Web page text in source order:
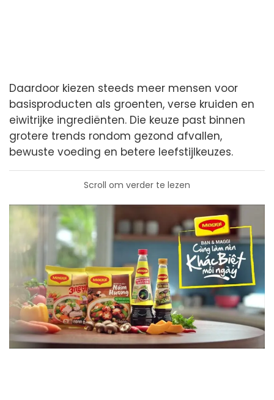
Daardoor kiezen steeds meer mensen voor
basisproducten als groenten, verse kruiden en
eiwitrijke ingrediënten. Die keuze past binnen
grotere trends rondom gezond afvallen,
bewuste voeding en betere leefstijlkeuzes.
Scroll om verder te lezen